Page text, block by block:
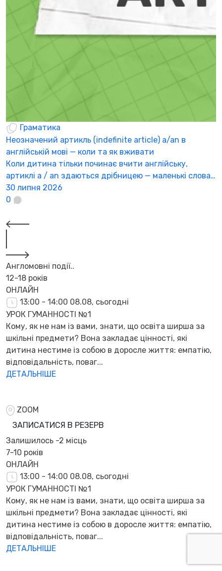
Граматика
Неозначений артикль (indefinite article) a/an в
англійській мові — коли та як вживати
Коли дитина тільки починає вчити англійську,
артиклі a / an здаються дрібницею — маленькі слова…
30 липня 2026
0
Англомовні події..
12-18 років
ОНЛАЙН
13:00 - 14:00 08.08, сьогодні
УРОК ГУМАННОСТІ №1
Кому, як не нам із вами, знати, що освіта ширша за
шкільні предмети? Вона закладає цінності, які
дитина нестиме із собою в доросле життя: емпатію,
відповідальність, поваг...
ДЕТАЛЬНІШЕ
ZOOM
ЗАПИСАТИСЯ В РЕЗЕРВ
Залишилось -2 місць
7-10 років
ОНЛАЙН
13:00 - 14:00 08.08, сьогодні
УРОК ГУМАННОСТІ №1
Кому, як не нам із вами, знати, що освіта ширша за
шкільні предмети? Вона закладає цінності, які
дитина нестиме із собою в доросле життя: емпатію,
відповідальність, поваг...
ДЕТАЛЬНІШЕ